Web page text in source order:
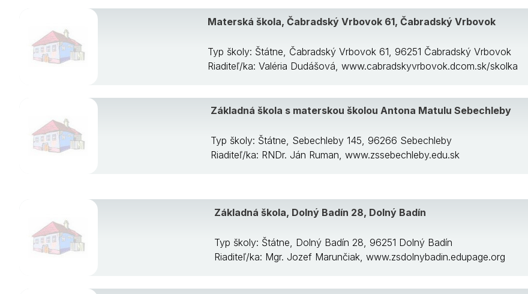
Materská škola, Čabradský Vrbovok 61, Čabradský Vrbovok
Typ školy: Štátne, Čabradský Vrbovok 61, 96251 Čabradský Vrbovok
Riaditeľ/ka: Valéria Dudášová, www.cabradskyvrbovok.dcom.sk/skolka
Základná škola s materskou školou Antona Matulu Sebechleby
Typ školy: Štátne, Sebechleby 145, 96266 Sebechleby
Riaditeľ/ka: RNDr. Ján Ruman, www.zssebechleby.edu.sk
Základná škola, Dolný Badín 28, Dolný Badín
Typ školy: Štátne, Dolný Badín 28, 96251 Dolný Badín
Riaditeľ/ka: Mgr. Jozef Marunčiak, www.zsdolnybadin.edupage.org